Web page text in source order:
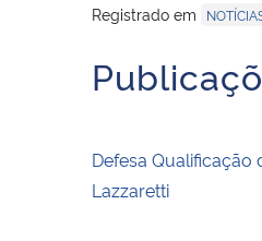
Registrado em
Defesa
Lazzaretti